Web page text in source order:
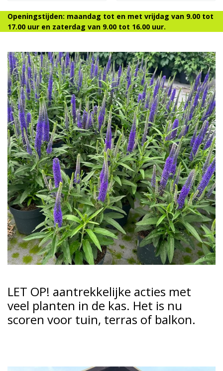
Openingstijden: maandag tot en met vrijdag van 9.00 tot
17.00 uur en zaterdag van 9.00 tot 16.00 uur.
LET OP! aantrekkelijke acties met
veel planten in de kas. Het is nu
scoren voor tuin, terras of balkon.